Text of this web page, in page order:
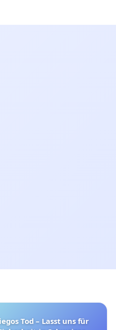
Tod – Lasst uns für